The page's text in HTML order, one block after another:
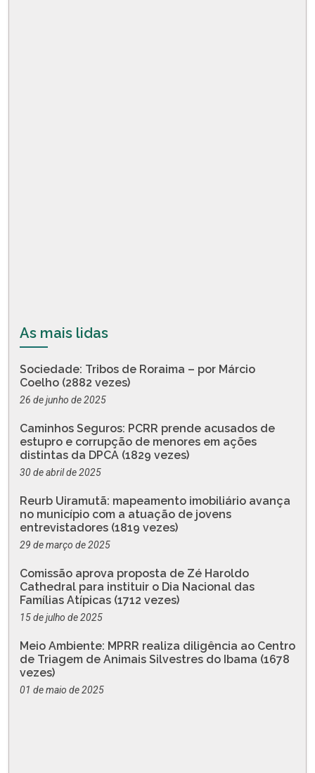
As mais lidas
Sociedade: Tribos de Roraima – por Márcio
Coelho (2882 vezes)
26 de junho de 2025
Caminhos Seguros: PCRR prende acusados de
estupro e corrupção de menores em ações
distintas da DPCA (1829 vezes)
30 de abril de 2025
Reurb Uiramutã: mapeamento imobiliário avança
no município com a atuação de jovens
entrevistadores (1819 vezes)
29 de março de 2025
Comissão aprova proposta de Zé Haroldo
Cathedral para instituir o Dia Nacional das
Famílias Atípicas (1712 vezes)
15 de julho de 2025
Meio Ambiente: MPRR realiza diligência ao Centro
de Triagem de Animais Silvestres do Ibama (1678
vezes)
01 de maio de 2025